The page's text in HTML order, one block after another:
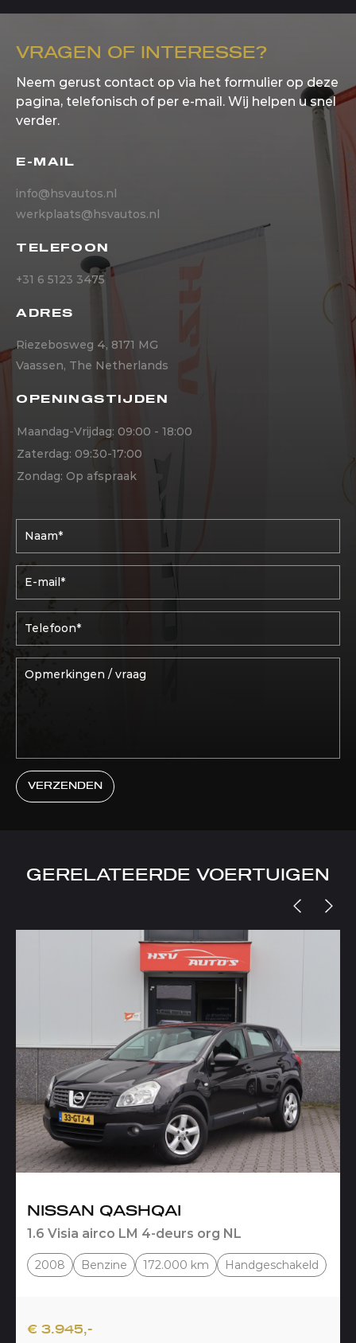
VRAGEN OF INTERESSE?
Neem gerust contact op via het formulier op deze
pagina, telefonisch of per e-mail. Wij helpen u snel
verder.
E-MAIL
info@hsvautos.nl
werkplaats@hsvautos.nl
TELEFOON
+31 6 5123 3475
ADRES
Riezebosweg 4, 8171 MG
Vaassen, The Netherlands
OPENINGSTIJDEN
Maandag-Vrijdag: 09:00 - 18:00
Zaterdag: 09:30-17:00
Zondag: Op afspraak
VERZENDEN
GERELATEERDE VOERTUIGEN
NISSAN QASHQAI
1.6 Visia airco LM 4-deurs org NL
2008 Benzine 172.000 km Handgeschakeld
€ 3.945,-